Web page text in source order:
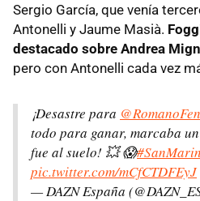
Sergio García, que venía
Antonelli y Jaume Masià.
destacado sobre Andrea
pero con Antonelli cada vez
¡Desastre para
todo para ganar, marcaba
fue al suelo! 💥 😱
pic.twitter.com/mCfCTDFEyJ
— DAZN España